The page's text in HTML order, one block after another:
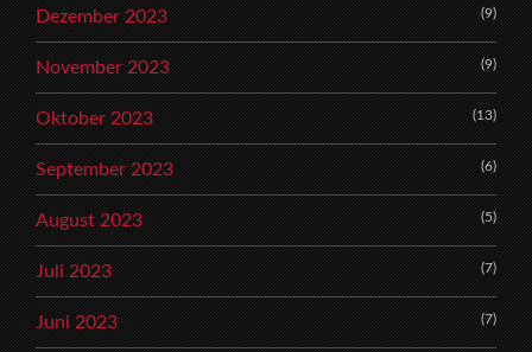
Dezember 2023 (9)
November 2023 (9)
Oktober 2023 (13)
September 2023 (6)
August 2023 (5)
Juli 2023 (7)
Juni 2023 (7)